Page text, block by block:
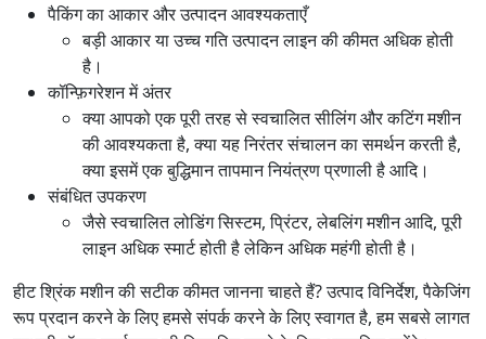
पैकिंग का आकार और उत्पादन आवश्यकताएँ
बड़ी आकार या उच्च गति उत्पादन लाइन की कीमत अधिक होती
है।
कॉन्फ़िगरेशन में अंतर
क्या आपको एक पूरी तरह से स्वचालित सीलिंग और कटिंग मशीन
की आवश्यकता है, क्या यह निरंतर संचालन का समर्थन करती है,
क्या इसमें एक बुद्धिमान तापमान नियंत्रण प्रणाली है आदि।
संबंधित उपकरण
जैसे स्वचालित लोडिंग सिस्टम, प्रिंटर, लेबलिंग मशीन आदि, पूरी
लाइन अधिक स्मार्ट होती है लेकिन अधिक महंगी होती है।
हीट श्रिंक मशीन की सटीक कीमत जानना चाहते हैं? उत्पाद विनिर्देश, पैकेजिंग
रूप प्रदान करने के लिए हमसे संपर्क करने के लिए स्वागत है, हम सबसे लागत